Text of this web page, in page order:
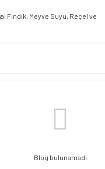
Blog bulunamadı